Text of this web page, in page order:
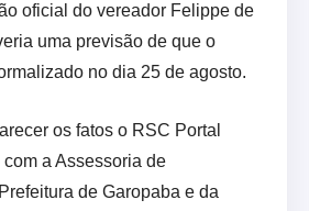
oficial do vereador Felippe de
uma previsão de que o
no dia 25 de agosto.
os fatos o RSC Portal
a Assessoria de
de Garopaba e da